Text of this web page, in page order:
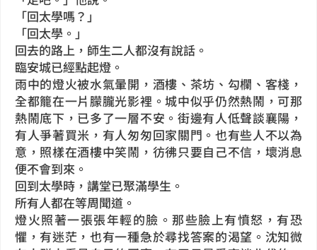
「回太學嗎？」
「回太學。」
回去的路上，師生二人都沒有說話。
臨安城已經點起燈。
雨中的燈火被水氣暈開，酒樓、茶坊、勾欄、客棧，
全都籠在一片朦朧光影裡。城中似乎仍然熱鬧，可那
熱鬧底下，已多了一層不安。街邊有人低聲談襄陽，
有人爭著買米，有人匆匆回家關門。也有些人不以為
意，照樣在酒樓中笑鬧，彷彿只要自己不信，壞消息
便不會到來。
回到太學時，講堂已聚滿學生。
所有人都在等周聞道。
燈火照著一張張年輕的臉。那些臉上有憤怒，有恐
懼，有迷茫，也有一種急於尋找答案的渴望。沈知微